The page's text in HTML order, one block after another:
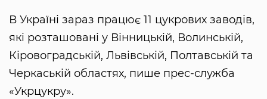
В Україні зараз працює 11 цукрових заводів,
які розташовані у Вінницькій, Волинській,
Кіровоградській, Львівській, Полтавській та
Черкаській областях, пише прес-служба
«Укрцукру».